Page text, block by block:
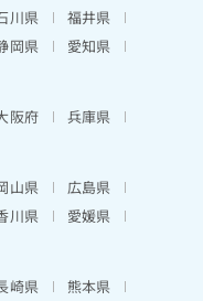
川県
福井県
岡県
愛知県
阪府
兵庫県
山県
広島県
川県
愛媛県
崎県
熊本県